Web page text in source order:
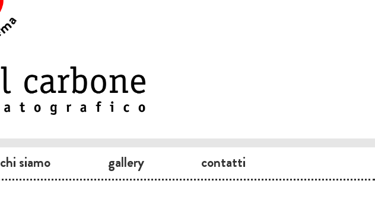
chi siamo gallery contatti